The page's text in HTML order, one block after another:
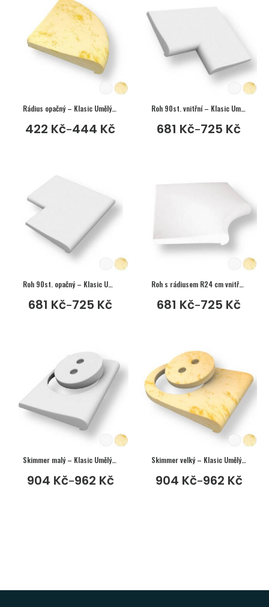
Rádius opačný – Klasic Umělý pískovec
422 Kč–444 Kč
Roh 90st. vnitřní – Klasic Umělý pískovec
681 Kč–725 Kč
Roh 90st. opačný – Klasic Umělý pískovec
681 Kč–725 Kč
Roh s rádiusem R24 cm vnitřní – Klasic Umělý pískovec
681 Kč–725 Kč
Skimmer malý – Klasic Umělý pískovec
904 Kč–962 Kč
Skimmer velký – Klasic Umělý pískovec
904 Kč–962 Kč